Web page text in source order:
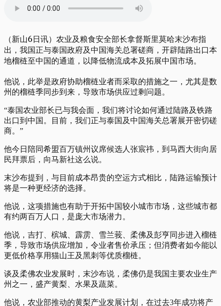
（新山6日讯）农业及粮食安全部长拿督斯里莫哈末沙布指
出，我国正与泰国政府及中国海关总署磋商，开辟陆路出口本
地榴梿至中国的通道，以降低物流成本及拓展中国市场。
他说，此举是政府协助榴梿业者而采取的措施之一，尤其是数
州的榴梿季同步到来，导致市场供应过剩问题。
“泰国农业部长已与我会面，我们将讨论如何通过陆路及铁路
出口到中国。目前，我们正与泰国及中国海关总署展开密切磋
商。”
他今日陪同希盟百万镇州议席候选人张宸祎，到马西大街向居
民拜票后，向马新社这么说。
末沙布提到，与目前成本昂贵的空运方式相比，陆路运输预计
将是一种更经济的选择。
他说，这项措施也有助于开拓中国较小城市市场，这些城市都
有约两百万人口，是庞大市场潜力。
他说，吉打、槟城、霹雳、雪兰莪、柔佛及彭亨同步进入榴梿
季，导致市场供应增加，令业者售价承压；但消费者如今能以
更低价格享用猫山王及黑刺等优质榴梿。
谈及柔佛农业发展时，末沙布说，柔佛仍是我国主要农业生产
州之一，盛产黄梨、水果及蔬菜。
他说，农业部推动的黄梨产业发展计划，在过去3年成功将产